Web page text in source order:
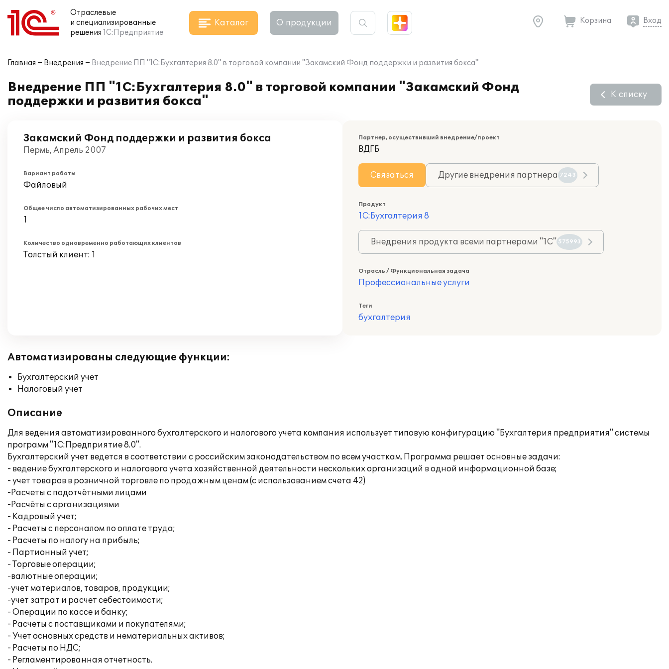
Отраслевые
и специализированные
решения 1С:Предприятие
Каталог О продукции Корзина Вход
Главная Внедрения Внедрение ПП "1С:Бухгалтерия 8.0" в торговой компании "Закамский Фонд поддержки и развития бокса"
Внедрение ПП "1С:Бухгалтерия 8.0" в торговой компании "Закамский Фонд
поддержки и развития бокса"
К списку
Закамский Фонд поддержки и развития бокса
Пермь, Апрель 2007
Вариант работы
Файловый
Общее число автоматизированных рабочих мест
1
Количество одновременно работающих клиентов
Толстый клиент: 1
Партнер, осуществивший внедрение/проект
ВДГБ
Связаться Другие внедрения партнера 7243
Продукт
1С:Бухгалтерия 8
Внедрения продукта всеми партнерами "1С" 575993
Отрасль / Функциональная задача
Профессиональные услуги
Теги
бухгалтерия
Автоматизированы следующие функции:
Бухгалтерский учет
Налоговый учет
Описание
Для ведения автоматизированного бухгалтерского и налогового учета компания использует типовую конфигурацию "Бухгалтерия предприятия" системы
программ "1С:Предприятие 8.0".
Бухгалтерский учет ведется в соответствии с российским законодательством по всем участкам. Программа решает основные задачи:
- ведение бухгалтерского и налогового учета хозяйственной деятельности нескольких организаций в одной информационной базе;
- учет товаров в розничной торговле по продажным ценам (с использованием счета 42)
-Расчеты с подотчётными лицами
-Расчёты с организациями
- Кадровый учет;
- Расчеты с персоналом по оплате труда;
- Расчеты по налогу на прибыль;
- Партионный учет;
- Торговые операции;
-валютные операции;
-учет материалов, товаров, продукции;
-учет затрат и расчет себестоимости;
- Операции по кассе и банку;
- Расчеты с поставщиками и покупателями;
- Учет основных средств и нематериальных активов;
- Расчеты по НДС;
- Регламентированная отчетность.